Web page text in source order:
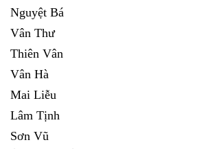
Nguyệt Bá
Vân Thư
Thiên Vân
Vân Hà
Mai Liễu
Lâm Tịnh
Sơn Vũ